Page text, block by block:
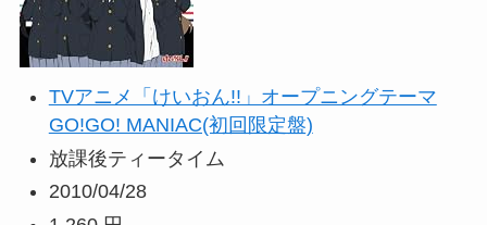
TVアニメ「けいおん!!」オープニングテーマ
GO!GO! MANIAC(初回限定盤)
放課後ティータイム
2010/04/28